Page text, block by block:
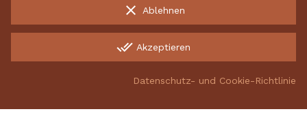
INCO Production UAB, 134882342, Energetikų g. 8, LT-52461
Garantiert sichere Lieferung
Kostenlose Rücksendungen
clear Ablehnen
done_all Akzeptieren
Datenschutz- und Cookie-Richtlinie